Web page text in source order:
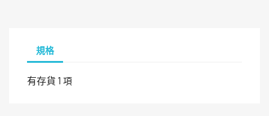
規格
有存貨 1 項